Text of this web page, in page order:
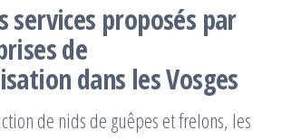
services proposés par
de
dans les Vosges
de nids de guêpes et frelons, les